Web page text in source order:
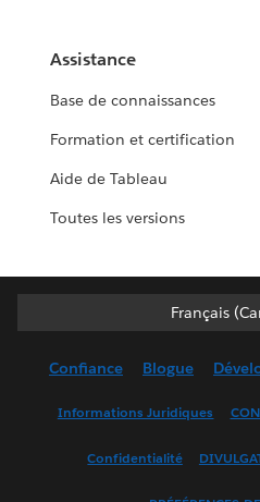
Assistance
Base de connaissances
Formation et certification
Aide de Tableau
Toutes les versions
Français
Français
English
Français
Confiance Blogue
Informations Juridiques
Confidentialité